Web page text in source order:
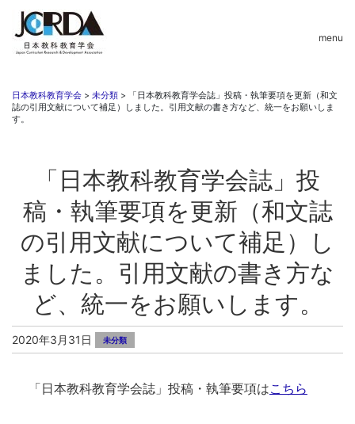
menu
日本教科教育学会 > 未分類 >
「日本教科教育学会誌」投稿・執筆要項を更新（和文
誌の引用文献について補足）しました。引用文献の書き方など、統一をお願いしま
す。
「日本教科教育学会誌」投
稿・執筆要項を更新（和文誌
の引用文献について補足）し
ました。引用文献の書き方な
ど、統一をお願いします。
2020年3月31日 未分類
「日本教科教育学会誌」投稿・執筆要項はこちら